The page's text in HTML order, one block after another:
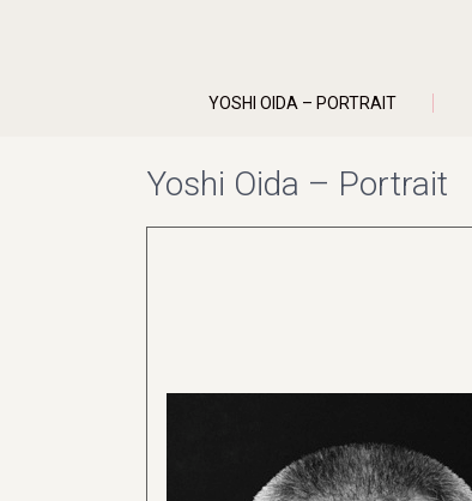
YOSHI OIDA – PORTRAIT
Yoshi Oida – Portrait